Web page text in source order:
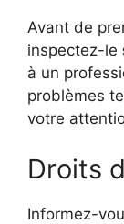
Avant de
inspectez-le
à un
problèmes
votre
Droits
Informez-